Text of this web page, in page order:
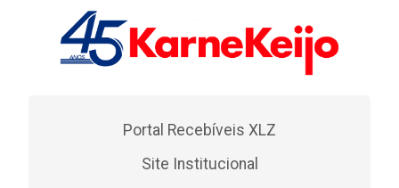
Portal Recebíveis XLZ
Site Institucional